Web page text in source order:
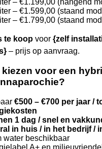
– €1.199,00 (hangend
– €1.599,00 (staand
– €1.799,00 (staand
te koop voor {zelf
– prijs op aanvraag.
kiezen voor een
€500 – €700 per jaar /
1 dag / snel en
in huis / in het bedrijf /
water beschikbaar
A+ en